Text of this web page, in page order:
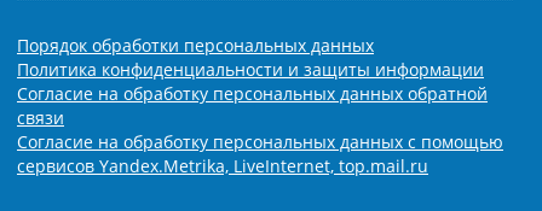
Порядок обработки персональных данных
Политика конфиденциальности и защиты информации
Согласие на обработку персональных данных обратной
связи
Согласие на обработку персональных данных с помощью
сервисов Yandex.Metrika, LiveInternet, top.mail.ru